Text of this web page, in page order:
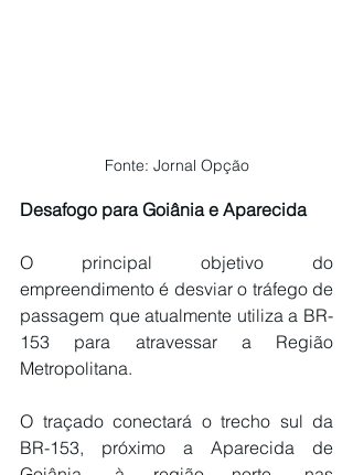
Fonte: Jornal Opção
Desafogo para Goiânia e Aparecida
O principal objetivo do
empreendimento é desviar o tráfego de
passagem que atualmente utiliza a BR-
153 para atravessar a Região
Metropolitana.
O traçado conectará o trecho sul da
BR-153, próximo a Aparecida de